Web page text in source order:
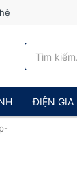
ĐIỆN GIA